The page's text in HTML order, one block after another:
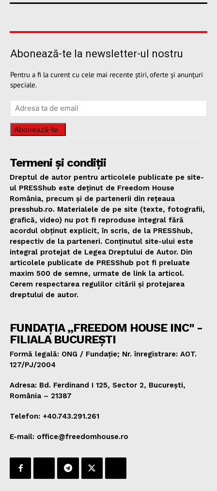
Abonează-te la newsletter-ul nostru
Pentru a fi la curent cu cele mai recente știri, oferte și anunțuri
speciale.
Abonează-te
Termeni și condiții
Dreptul de autor pentru articolele publicate pe site-
ul PRESShub este deținut de Freedom House
România, precum și de partenerii din rețeaua
presshub.ro. Materialele de pe site (texte, fotografii,
grafică, video) nu pot fi reproduse integral fără
acordul obținut explicit, în scris, de la PRESShub,
respectiv de la parteneri. Conținutul site-ului este
integral protejat de Legea Dreptului de Autor. Din
articolele publicate de PRESShub pot fi preluate
maxim 500 de semne, urmate de link la articol.
Cerem respectarea regulilor citării și protejarea
dreptului de autor.
FUNDAȚIA „FREEDOM HOUSE INC" -
FILIALA BUCUREȘTI
Formă legală: ONG / Fundație; Nr. înregistrare: AOT.
127/PJ/2004
Adresa: Bd. Ferdinand I 125, Sector 2, București,
România – 21387
Telefon: +40.743.291.261
E-mail: office@freedomhouse.ro